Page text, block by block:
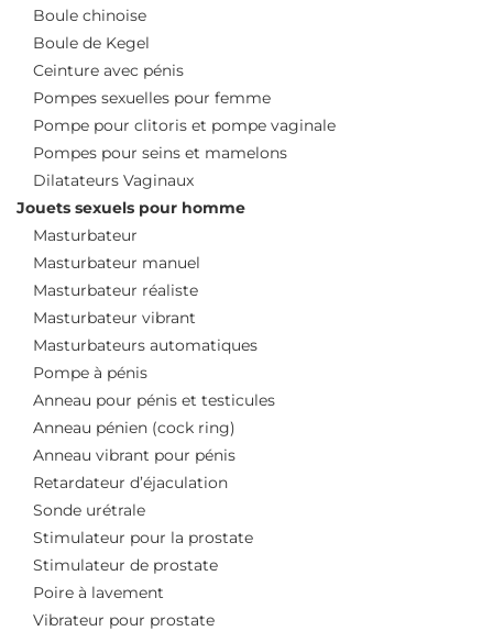
Boule chinoise
Boule de Kegel
Ceinture avec pénis
Pompes sexuelles pour femme
Pompe pour clitoris et pompe vaginale
Pompes pour seins et mamelons
Dilatateurs Vaginaux
Jouets sexuels pour homme
Masturbateur
Masturbateur manuel
Masturbateur réaliste
Masturbateur vibrant
Masturbateurs automatiques
Pompe à pénis
Anneau pour pénis et testicules
Anneau pénien (cock ring)
Anneau vibrant pour pénis
Retardateur d’éjaculation
Sonde urétrale
Stimulateur pour la prostate
Stimulateur de prostate
Poire à lavement
Vibrateur pour prostate